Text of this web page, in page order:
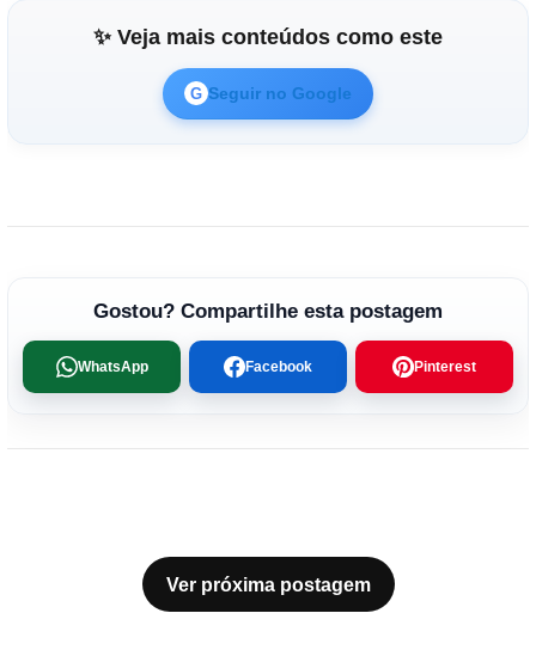
✨ Veja mais conteúdos como este
G Seguir no Google
Gostou? Compartilhe esta postagem
WhatsApp Facebook Pinterest
Ver próxima postagem